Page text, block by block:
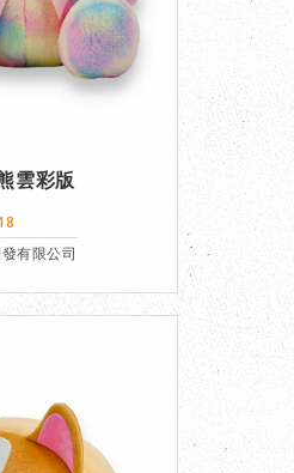
雲彩版
有限公司